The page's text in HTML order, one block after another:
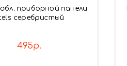
приборной панели
серебристый
495р.